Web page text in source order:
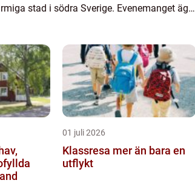
stad i södra Sverige. Evenemanget äger
01 juli 2026
Klassresa mer än bara en
utflykt